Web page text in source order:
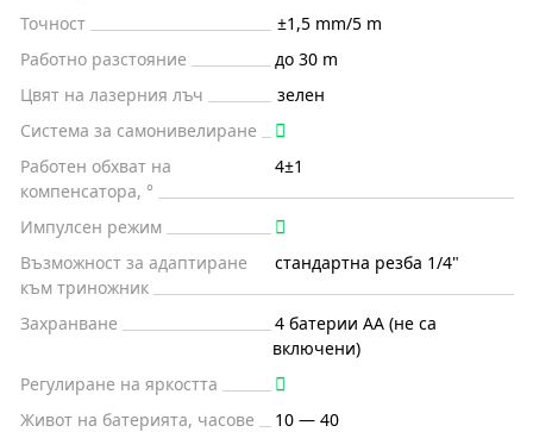
Точност
±1,5 mm/5 m
Работно разстояние
до 30 m
Цвят на лазерния лъч
зелен
Система за самонивелиране
Работен обхват на
компенсатора, °
4±1
Импулсен режим
Възможност за адаптиране
към триножник
стандартна резба 1/4"
Захранване
4 батерии АА (не са
включени)
Регулиране на яркостта
Живот на батерията, часове
10 — 40